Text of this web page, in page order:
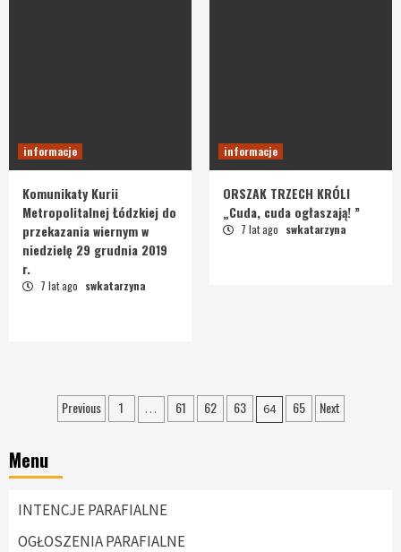
informacje
Komunikaty Kurii
Metropolitalnej Łódzkiej do
przekazania wiernym w
niedzielę 29 grudnia 2019
r.
7 lat ago swkatarzyna
informacje
ORSZAK TRZECH KRÓLI
„Cuda, cuda ogłaszają! ”
7 lat ago swkatarzyna
Nawigacja
wpisach
Previous 1 … 61 62 63 64 65 Next
Menu
INTENCJE PARAFIALNE
OGŁOSZENIA PARAFIALNE